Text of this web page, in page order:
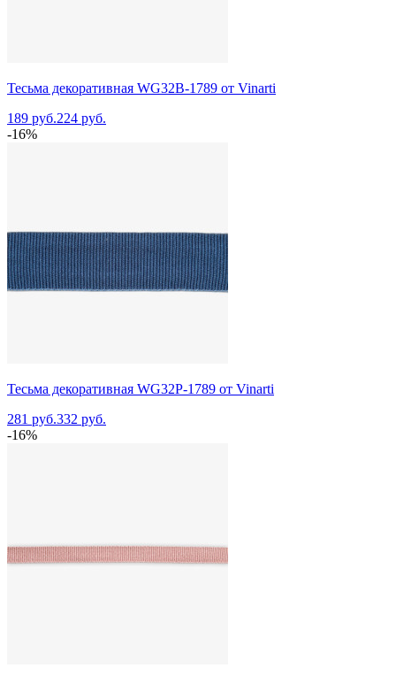
Тесьма декоративная WG32B-1789 от Vinarti
189 руб.224 руб.
-16%
Тесьма декоративная WG32P-1789 от Vinarti
281 руб.332 руб.
-16%